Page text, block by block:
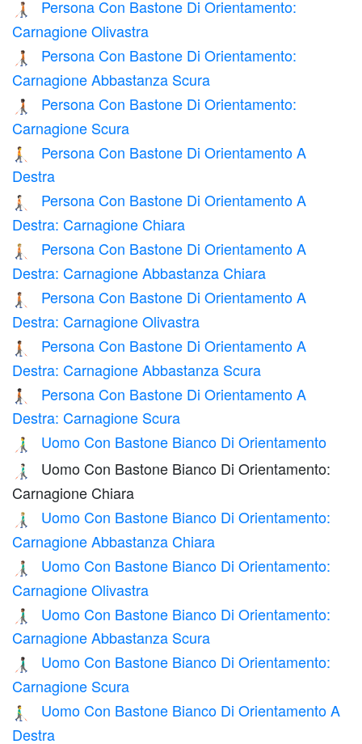
🧑🏽‍🦯
Persona Con Bastone Di Orientamento:
Carnagione Olivastra
🧑🏾‍🦯
Persona Con Bastone Di Orientamento:
Carnagione Abbastanza Scura
🧑🏿‍🦯
Persona Con Bastone Di Orientamento:
Carnagione Scura
🧑‍🦯‍➡️
Persona Con Bastone Di Orientamento A
Destra
🧑🏻‍🦯‍➡️
Persona Con Bastone Di Orientamento A
Destra: Carnagione Chiara
🧑🏼‍🦯‍➡️
Persona Con Bastone Di Orientamento A
Destra: Carnagione Abbastanza Chiara
🧑🏽‍🦯‍➡️
Persona Con Bastone Di Orientamento A
Destra: Carnagione Olivastra
🧑🏾‍🦯‍➡️
Persona Con Bastone Di Orientamento A
Destra: Carnagione Abbastanza Scura
🧑🏿‍🦯‍➡️
Persona Con Bastone Di Orientamento A
Destra: Carnagione Scura
👨‍🦯 Uomo Con Bastone Bianco Di Orientamento
👨🏻‍🦯
Uomo Con Bastone Bianco Di Orientamento:
Carnagione Chiara
👨🏼‍🦯
Uomo Con Bastone Bianco Di Orientamento:
Carnagione Abbastanza Chiara
👨🏽‍🦯
Uomo Con Bastone Bianco Di Orientamento:
Carnagione Olivastra
👨🏾‍🦯
Uomo Con Bastone Bianco Di Orientamento:
Carnagione Abbastanza Scura
👨🏿‍🦯
Uomo Con Bastone Bianco Di Orientamento:
Carnagione Scura
👨‍🦯‍➡️
Uomo Con Bastone Bianco Di Orientamento A
Destra